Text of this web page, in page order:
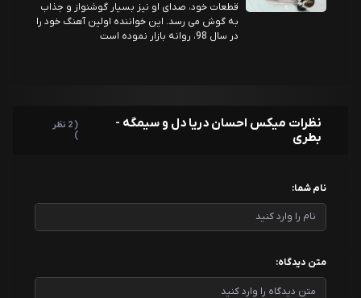
قطعات خود، صدای او نیز بسیار گوشنواز و جذاب
به گوش می رسد. این خواننده اولین آهنگ خود را
در سال 98، روانه بازار نموده است
نظرات میکس احسان دریا دل و سیمگه -
بطری
( 2 نظر
)
نام شما:
متن دیدگاه: